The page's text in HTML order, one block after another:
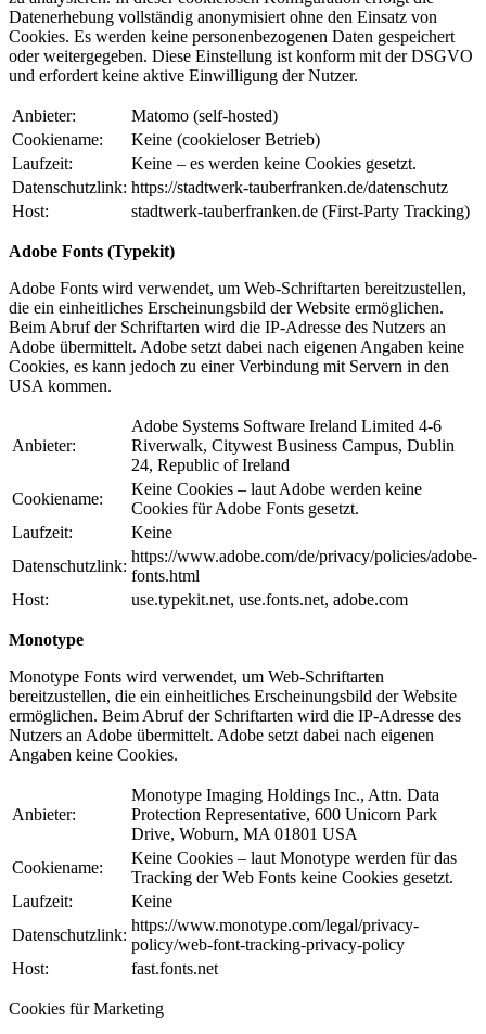
Datenerhebung vollständig anonymisiert ohne den Einsatz von
Cookies. Es werden keine personenbezogenen Daten gespeichert
oder weitergegeben. Diese Einstellung ist konform mit der DSGVO
und erfordert keine aktive Einwilligung der Nutzer.
Anbieter:
Matomo (self-hosted)
Cookiename:
Keine (cookieloser Betrieb)
Laufzeit:
Keine – es werden keine Cookies gesetzt.
Datenschutzlink: https://stadtwerk-tauberfranken.de/datenschutz
Host:
stadtwerk-tauberfranken.de (First-Party Tracking)
Adobe Fonts (Typekit)
Adobe Fonts wird verwendet, um Web-Schriftarten bereitzustellen,
die ein einheitliches Erscheinungsbild der Website ermöglichen.
Beim Abruf der Schriftarten wird die IP-Adresse des Nutzers an
Adobe übermittelt. Adobe setzt dabei nach eigenen Angaben keine
Cookies, es kann jedoch zu einer Verbindung mit Servern in den
USA kommen.
Anbieter:
Adobe Systems Software Ireland Limited 4-6
Riverwalk, Citywest Business Campus, Dublin
24, Republic of Ireland
Cookiename:
Keine Cookies – laut Adobe werden keine
Cookies für Adobe Fonts gesetzt.
Laufzeit:
Keine
Datenschutzlink:
https://www.adobe.com/de/privacy/policies/adobe-
fonts.html
Host:
use.typekit.net, use.fonts.net, adobe.com
Monotype
Monotype Fonts wird verwendet, um Web-Schriftarten
bereitzustellen, die ein einheitliches Erscheinungsbild der Website
ermöglichen. Beim Abruf der Schriftarten wird die IP-Adresse des
Nutzers an Adobe übermittelt. Adobe setzt dabei nach eigenen
Angaben keine Cookies.
Anbieter:
Monotype Imaging Holdings Inc., Attn. Data
Protection Representative, 600 Unicorn Park
Drive, Woburn, MA 01801 USA
Cookiename:
Keine Cookies – laut Monotype werden für das
Tracking der Web Fonts keine Cookies gesetzt.
Laufzeit:
Keine
Datenschutzlink:
https://www.monotype.com/legal/privacy-
policy/web-font-tracking-privacy-policy
Host:
fast.fonts.net
Cookies für Marketing